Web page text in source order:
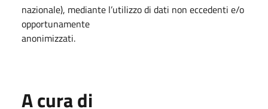
nazionale), mediante l’utilizzo di dati non eccedenti e/o
opportunamente
anonimizzati.
A cura di